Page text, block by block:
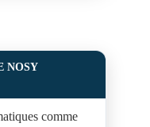
NOSY
comme